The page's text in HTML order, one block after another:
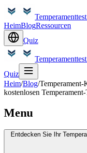
HeimBlogRessourcen
Quiz
Quiz
Heim/Blog/
kostenlosen
Menu
Entdecken Sie Ihr